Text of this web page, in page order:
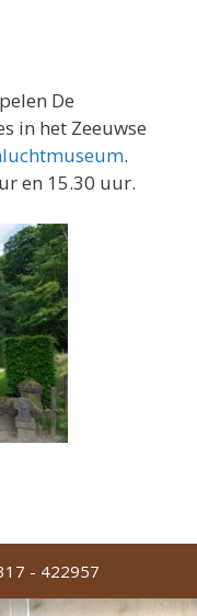
De
in het Zeeuwse
.
en 15.30 uur.
- 422957